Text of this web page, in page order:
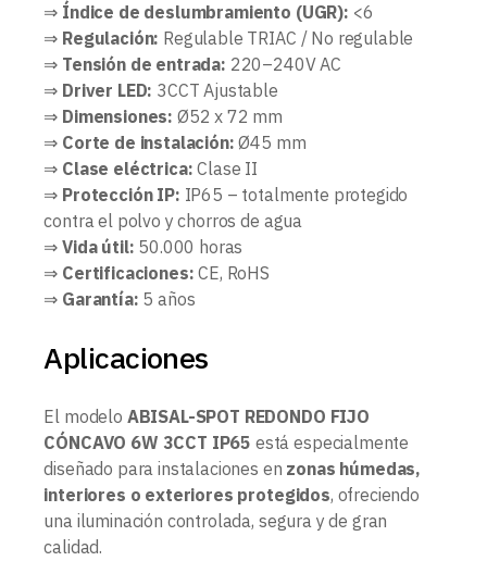
⇒ Índice de deslumbramiento (UGR): <6
⇒ Regulación: Regulable TRIAC / No regulable
⇒ Tensión de entrada: 220–240V AC
⇒ Driver LED: 3CCT Ajustable
⇒ Dimensiones: Ø52 x 72 mm
⇒ Corte de instalación: Ø45 mm
⇒ Clase eléctrica: Clase II
⇒ Protección IP: IP65 – totalmente protegido
contra el polvo y chorros de agua
⇒ Vida útil: 50.000 horas
⇒ Certificaciones: CE, RoHS
⇒ Garantía: 5 años
Aplicaciones
El modelo ABISAL-SPOT REDONDO FIJO
CÓNCAVO 6W 3CCT IP65 está especialmente
diseñado para instalaciones en zonas húmedas,
interiores o exteriores protegidos, ofreciendo
una iluminación controlada, segura y de gran
calidad.